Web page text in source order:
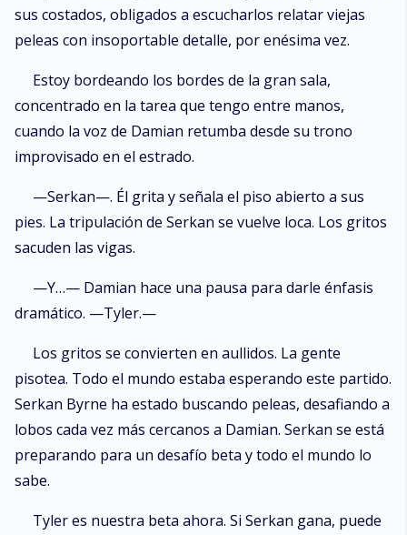
sus costados, obligados a escucharlos relatar viejas
peleas con insoportable detalle, por enésima vez.
Estoy bordeando los bordes de la gran sala,
concentrado en la tarea que tengo entre manos,
cuando la voz de Damian retumba desde su trono
improvisado en el estrado.
—Serkan—. Él grita y señala el piso abierto a sus
pies. La tripulación de Serkan se vuelve loca. Los gritos
sacuden las vigas.
—Y…— Damian hace una pausa para darle énfasis
dramático. —Tyler.—
Los gritos se convierten en aullidos. La gente
pisotea. Todo el mundo estaba esperando este partido.
Serkan Byrne ha estado buscando peleas, desafiando a
lobos cada vez más cercanos a Damian. Serkan se está
preparando para un desafío beta y todo el mundo lo
sabe.
Tyler es nuestra beta ahora. Si Serkan gana, puede